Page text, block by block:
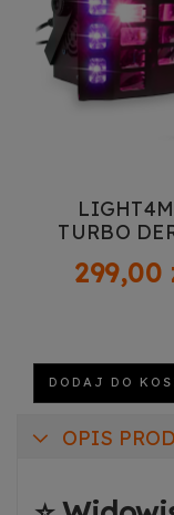
OPIS
TURBO
3IN1
świetlny
299,00
DODAJ DO